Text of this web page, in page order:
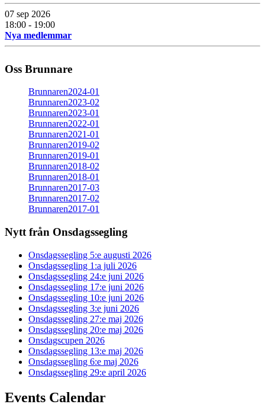
07 sep 2026
18:00 - 19:00
Nya medlemmar
Oss Brunnare
Brunnaren2024-01
Brunnaren2023-02
Brunnaren2023-01
Brunnaren2022-01
Brunnaren2021-01
Brunnaren2019-02
Brunnaren2019-01
Brunnaren2018-02
Brunnaren2018-01
Brunnaren2017-03
Brunnaren2017-02
Brunnaren2017-01
Nytt från Onsdagssegling
Onsdagssegling 5:e augusti 2026
Onsdagssegling 1:a juli 2026
Onsdagssegling 24:e juni 2026
Onsdagssegling 17:e juni 2026
Onsdagssegling 10:e juni 2026
Onsdagssegling 3:e juni 2026
Onsdagssegling 27:e maj 2026
Onsdagssegling 20:e maj 2026
Onsdagscupen 2026
Onsdagssegling 13:e maj 2026
Onsdagssegling 6:e maj 2026
Onsdagssegling 29:e april 2026
Events Calendar